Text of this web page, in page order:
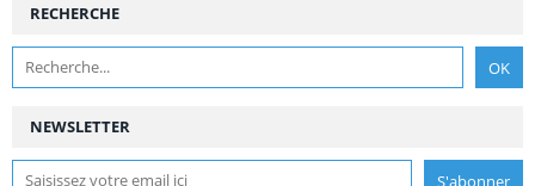
NEWSLETTER
RECHERCHE